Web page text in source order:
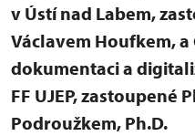
v Ústí nad Labem,
Václavem Houfkem,
dokumentaci a
FF UJEP, zastoupené
Podroužkem, Ph.D.